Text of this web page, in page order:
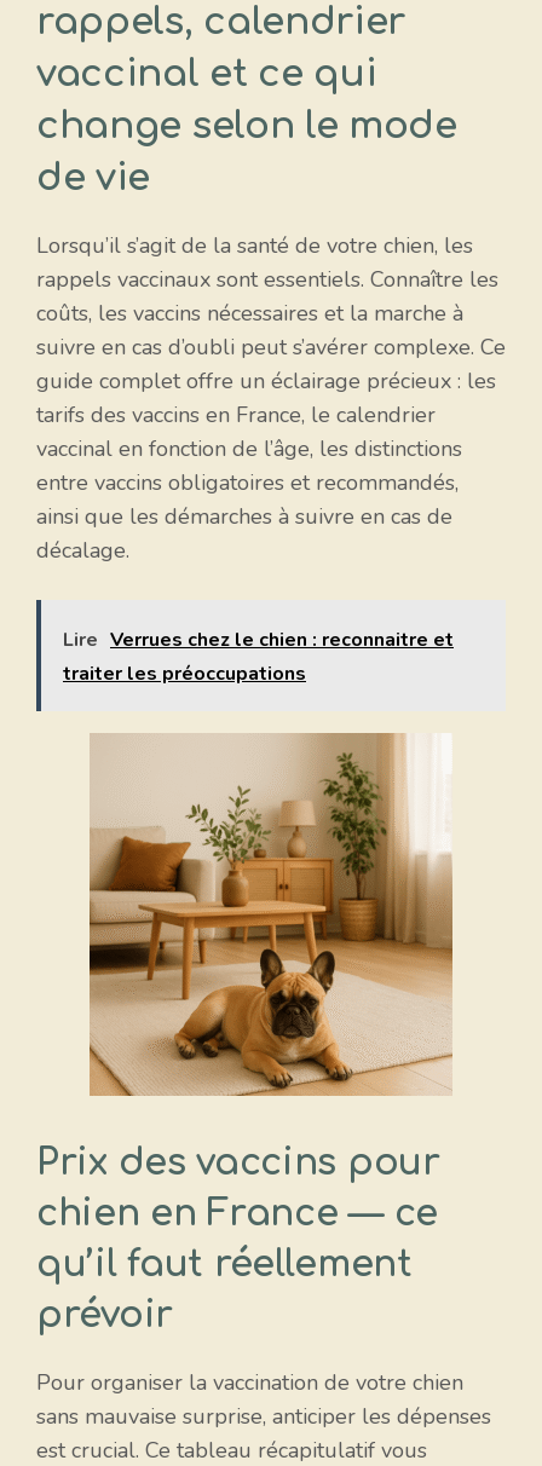
rappels, calendrier
vaccinal et ce qui
change selon le mode
de vie
Lorsqu’il s’agit de la santé de votre chien, les
rappels vaccinaux sont essentiels. Connaître les
coûts, les vaccins nécessaires et la marche à
suivre en cas d’oubli peut s’avérer complexe. Ce
guide complet offre un éclairage précieux : les
tarifs des vaccins en France, le calendrier
vaccinal en fonction de l’âge, les distinctions
entre vaccins obligatoires et recommandés,
ainsi que les démarches à suivre en cas de
décalage.
Lire Verrues chez le chien : reconnaitre et
traiter les préoccupations
Prix des vaccins pour
chien en France — ce
qu’il faut réellement
prévoir
Pour organiser la vaccination de votre chien
sans mauvaise surprise, anticiper les dépenses
est crucial. Ce tableau récapitulatif vous